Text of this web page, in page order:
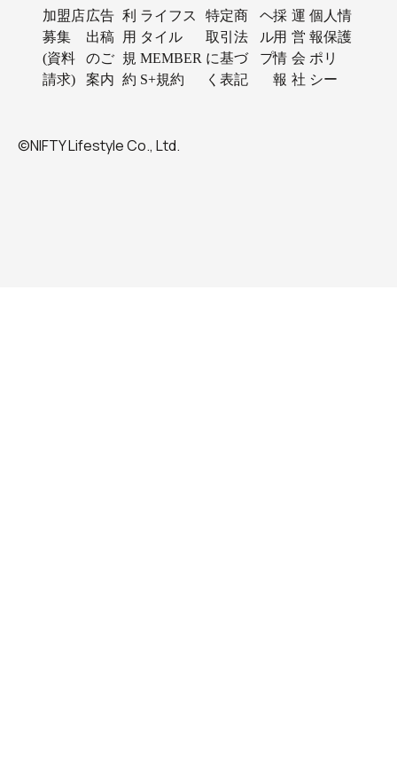
加盟店
募集
(資料
請求)
広告
出稿
のご
案内
利
用
規
約
ライフス
タイル
MEMBER
S+規約
特定商
取引法
に基づ
く表記
ヘ
ル
プ
採
用
情
報
運
営
会
社
個人情
報保護
ポリ
シー
©NIFTY Lifestyle Co., Ltd.